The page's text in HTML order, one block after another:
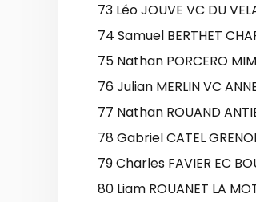
73 Léo JOUVE VC DU
74 Samuel BERTHET
75 Nathan PORCERO
76 Julian MERLIN VC
77 Nathan ROUAND
78 Gabriel CATEL
79 Charles FAVIER EC
80 Liam ROUANET LA